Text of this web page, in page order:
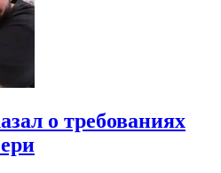
о требованиях